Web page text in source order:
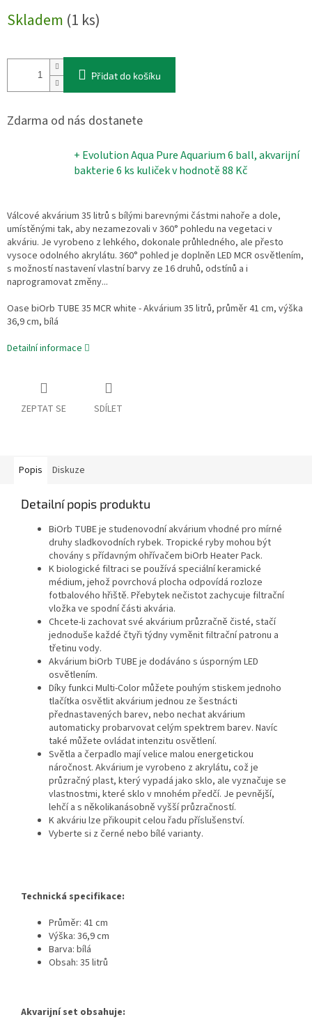
cena:
Skladem (1 ks)
Přidat do košíku
Zdarma od nás dostanete
+ Evolution Aqua Pure Aquarium 6 ball, akvarijní
bakterie 6 ks kuličekv hodnotě 88 Kč
Válcové akvárium 35 litrů s bílými barevnými částmi nahoře a dole,
umístěnými tak, aby nezamezovali v 360° pohledu na vegetaci v
akváriu. Je vyrobeno z lehkého, dokonale průhledného, ale přesto
vysoce odolného akrylátu. 360° pohled je doplněn LED MCR osvětlením,
s možností nastavení vlastní barvy ze 16 druhů, odstínů a i
naprogramovat změny...
Oase biOrb TUBE 35 MCR white - Akvárium 35 litrů, průměr 41 cm, výška
36,9 cm, bílá
Detailní informace
ZEPTAT SE SDÍLET
Popis Diskuze
Detailní popis produktu
BiOrb TUBE je studenovodní akvárium vhodné pro mírné
druhy sladkovodních rybek. Tropické ryby mohou být
chovány s přídavným ohřívačem biOrb Heater Pack.
K biologické filtraci se používá speciální keramické
médium, jehož povrchová plocha odpovídá rozloze
fotbalového hřiště. Přebytek nečistot zachycuje filtrační
vložka ve spodní části akvária.
Chcete-li zachovat své akvárium průzračně čisté, stačí
jednoduše každé čtyři týdny vyměnit filtrační patronu a
třetinu vody.
Akvárium biOrb TUBE je dodáváno s úsporným LED
osvětlením.
Díky funkci Multi-Color můžete pouhým stiskem jednoho
tlačítka osvětlit akvárium jednou ze šestnácti
přednastavených barev, nebo nechat akvárium
automaticky probarvovat celým spektrem barev. Navíc
také můžete ovládat intenzitu osvětlení.
Světla a čerpadlo mají velice malou energetickou
náročnost. Akvárium je vyrobeno z akrylátu, což je
průzračný plast, který vypadá jako sklo, ale vyznačuje se
vlastnostmi, které sklo v mnohém předčí. Je pevnější,
lehčí a s několikanásobně vyšší průzračností.
K akváriu lze přikoupit celou řadu příslušenství.
Vyberte si z černé nebo bílé varianty.
Technická specifikace:
Průměr: 41 cm
Výška: 36,9 cm
Barva: bílá
Obsah: 35 litrů
Akvarijní set obsahuje: